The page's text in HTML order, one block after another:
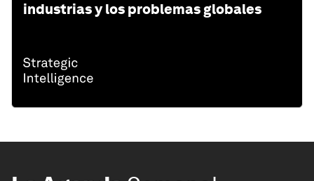
industrias y los problemas globales